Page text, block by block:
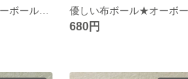
680円